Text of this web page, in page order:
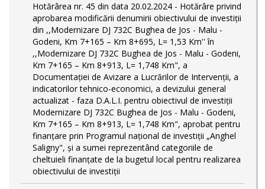
Hotărârea nr. 45 din data 20.02.2024 - Hotărâre privind
aprobarea modificării denumirii obiectivului de investiții
din ,,Modernizare DJ 732C Bughea de Jos - Malu -
Godeni, Km 7+165 – Km 8+695, L= 1,53 Km'' în
,,Modernizare DJ 732C Bughea de Jos - Malu - Godeni,
Km 7+165 – Km 8+913, L= 1,748 Km", a
Documentației de Avizare a Lucrărilor de Intervenții, a
indicatorilor tehnico-economici, a devizului general
actualizat - faza D.A.L.I. pentru obiectivul de investiţii
Modernizare DJ 732C Bughea de Jos - Malu - Godeni,
Km 7+165 – Km 8+913, L= 1,748 Km", aprobat pentru
finanțare prin Programul național de investiții „Anghel
Saligny", și a sumei reprezentând categoriile de
cheltuieli finanțate de la bugetul local pentru realizarea
obiectivului de investiții